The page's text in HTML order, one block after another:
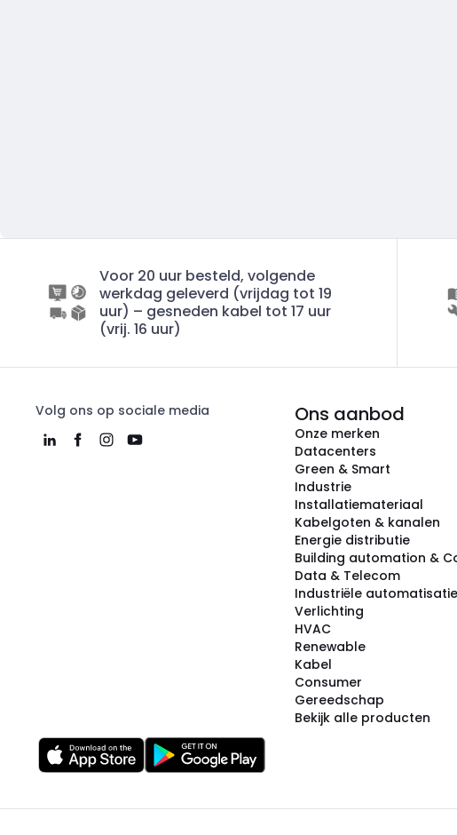
Voor 20 uur besteld, volgende
werkdag geleverd (vrijdag tot 19
uur) – gesneden kabel tot 17 uur
(vrij. 16 uur)
Volg ons op sociale media Ons aanbod
Onze merken
Datacenters
Green & Smart
Industrie
Installatiemateriaal
Kabelgoten & kanalen
Energie distributie
Building automation &
Data & Telecom
Industriële automatisatie
Verlichting
HVAC
Renewable
Kabel
Consumer
Gereedschap
Bekijk alle producten